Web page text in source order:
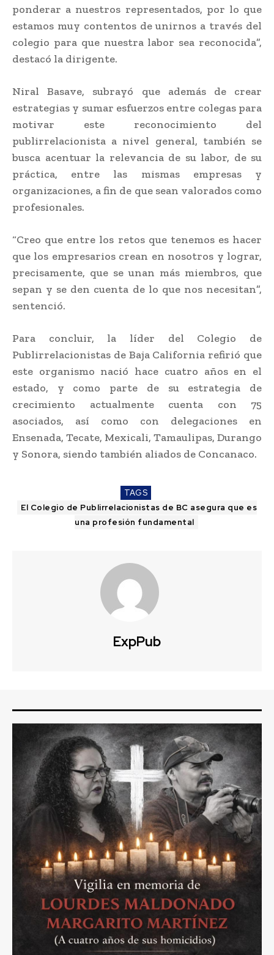
ponderar a nuestros representados, por lo que
estamos muy contentos de unirnos a través del
colegio para que nuestra labor sea reconocida”,
destacó la dirigente.
Niral Basave, subrayó que además de crear
estrategias y sumar esfuerzos entre colegas para
motivar este reconocimiento del
publirrelacionista a nivel general, también se
busca acentuar la relevancia de su labor, de su
práctica, entre las mismas empresas y
organizaciones, a fin de que sean valorados como
profesionales.
“Creo que entre los retos que tenemos es hacer
que los empresarios crean en nosotros y lograr,
precisamente, que se unan más miembros, que
sepan y se den cuenta de lo que nos necesitan”,
sentenció.
Para concluir, la líder del Colegio de
Publirrelacionistas de Baja California refirió que
este organismo nació hace cuatro años en el
estado, y como parte de su estrategia de
crecimiento actualmente cuenta con 75
asociados, así como con delegaciones en
Ensenada, Tecate, Mexicali, Tamaulipas, Durango
y Sonora, siendo también aliados de Concanaco.
TAGS
El Colegio de Publirrelacionistas de BC asegura que es
una profesión fundamental
ExpPub